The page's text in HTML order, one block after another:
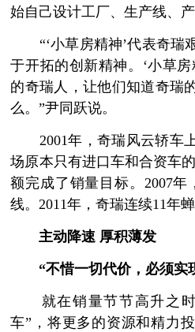
始自己设计工厂、生产线、产
“‘小草房精神’代表奇瑞
于开拓的创新精神。‘小草
的奇瑞人，让他们知道奇瑞
么。”尹同跃说。
2001年，奇瑞风云轿车
场原本只有进口车和合资车
额完成了销量目标。2007年
线。2011年，奇瑞连续11年
主动降速 厚积薄发
“不惜一切代价，必须实
就在销量节节高升之时
车”，将更多的资源和精力